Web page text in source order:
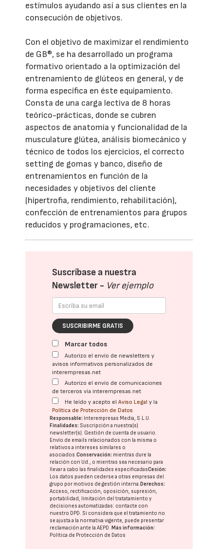
estímulos ayudando así a sus clientes en la
consecución de objetivos.
Con el objetivo de maximizar el rendimiento
de GB®, se ha desarrollado un programa
formativo orientado a la optimización del
entrenamiento de glúteos en general, y de
forma específica en éste equipamiento.
Consta de una carga lectiva de 8 horas
teórico-prácticas, donde se cubren
aspectos de anatomía y funcionalidad de la
musculature glútea, análisis biomecánico y
técnico de todos los ejercicios, el correcto
setting de gomas y banco, diseño de
entrenamientos en función de la
necesidades y objetivos del cliente
(hipertrofia, rendimiento, rehabilitación),
confección de entrenamientos para grupos
reducidos y programaciones, etc.
Suscríbase a nuestra
Newsletter - Ver ejemplo
SUSCRIBIRME GRATIS
Marcar todos
Autorizo el envío de newsletters y
avisos informativos personalizados de
interempresas.net
Autorizo el envío de comunicaciones
de terceros vía interempresas.net
He leído y acepto elAviso Legal y la
Política de Protección de Datos
Responsable: Interempresas Media, S.L.U.
Finalidades: Suscripción a nuestra(s)
newsletter(s). Gestión de cuenta de usuario.
Envío de emails relacionados con la misma o
relativos a intereses similares o
asociados.Conservación: mientras dure la
relación con Ud., o mientras sea necesario para
llevar a cabo las finalidades especificadasCesión:
Los datos pueden cederse a otras empresas del
grupo por motivos de gestión interna. Derechos:
Acceso, rectificación, oposición, supresión,
portabilidad, limitación del tratatamiento y
decisiones automatizadas: contacte con
nuestro DPD. Si considera que el tratamiento no
se ajusta a la normativa vigente, puede presentar
reclamación ante laAEPD. Más información:
Política de Protección de Datos